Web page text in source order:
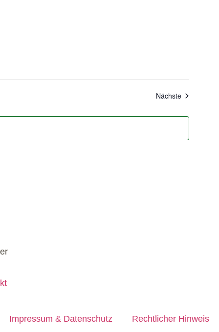
Nächste
Impressum & Datenschutz Rechtlicher Hinweis